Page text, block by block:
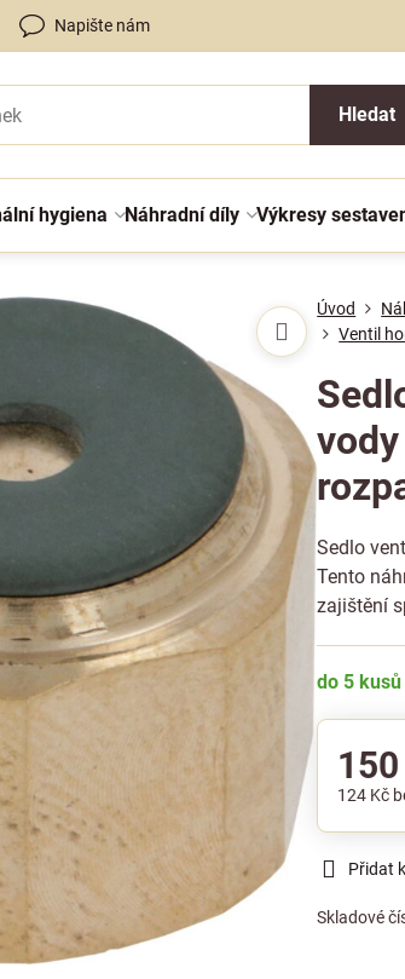
Napište nám
Hledat
hygiena Náhradní díly Výkresy
Úvod
Ventil
Sedlo
Tento
zajištění
do 5
124 Kč
Přidat
Skladové